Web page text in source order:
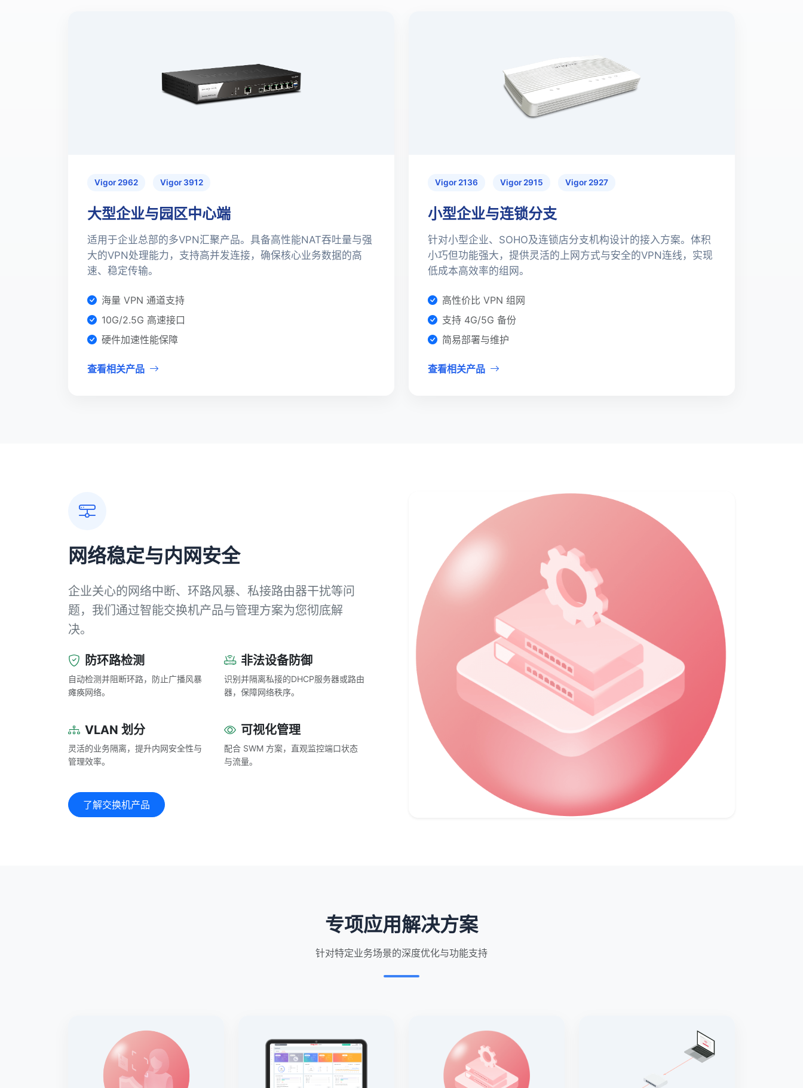
Vigor 2962 Vigor 3912
大型企业与园区中心端
适用于企业总部的多VPN汇聚产品。具备高性能NAT吞吐量与强
大的VPN处理能力，支持高并发连接，确保核心业务数据的高
速、稳定传输。
海量 VPN 通道支持
10G/2.5G 高速接口
硬件加速性能保障
查看相关产品
Vigor 2136 Vigor 2915 Vigor 2927
小型企业与连锁分支
针对小型企业、SOHO及连锁店分支机构设计的接入方案。体积
小巧但功能强大，提供灵活的上网方式与安全的VPN连线，实现
低成本高效率的组网。
高性价比 VPN 组网
支持 4G/5G 备份
简易部署与维护
查看相关产品
网络稳定与内网安全
企业关心的网络中断、环路风暴、私接路由器干扰等问
题，我们通过智能交换机产品与管理方案为您彻底解
决。
防环路检测
自动检测并阻断环路，防止广播风暴
瘫痪网络。
非法设备防御
识别并隔离私接的DHCP服务器或路由
器，保障网络秩序。
VLAN 划分
灵活的业务隔离，提升内网安全性与
管理效率。
可视化管理
配合 SWM 方案，直观监控端口状态
与流量。
了解交换机产品
专项应用解决方案
针对特定业务场景的深度优化与功能支持